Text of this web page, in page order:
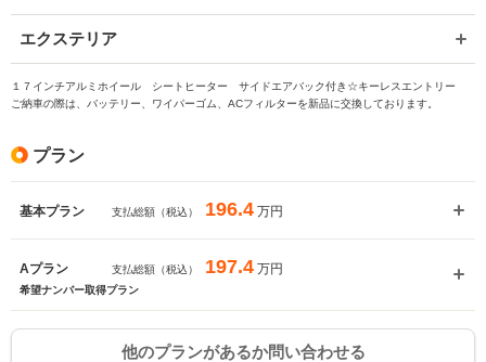
エクステリア
１７インチアルミホイール シートヒーター サイドエアバック付き☆キーレスエントリー
ご納車の際は、バッテリー、ワイパーゴム、ACフィルターを新品に交換しております。
プラン
基本プラン 支払総額（税込） 196.4 万円
Aプラン 支払総額（税込） 197.4 万円
希望ナンバー取得プラン
他のプランがあるか問い合わせる